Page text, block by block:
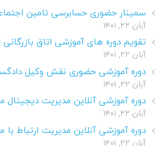
سمینار حضوری حسابرسی تامین
آبان ۲۲, ۱۴۰۱
تقویم دوره های آموزشی اتاق بازرگانی
آبان ۲۲, ۱۴۰۱
دوره آموزشی حضوری نقش وکیل
آبان ۲۲, ۱۴۰۱
دوره آموزشی آنلاین مدیریت دیجیتال
آبان ۲۲, ۱۴۰۱
دوره آموزشی آنلاین مدیریت ارتباط با
آبان ۲۲, ۱۴۰۱